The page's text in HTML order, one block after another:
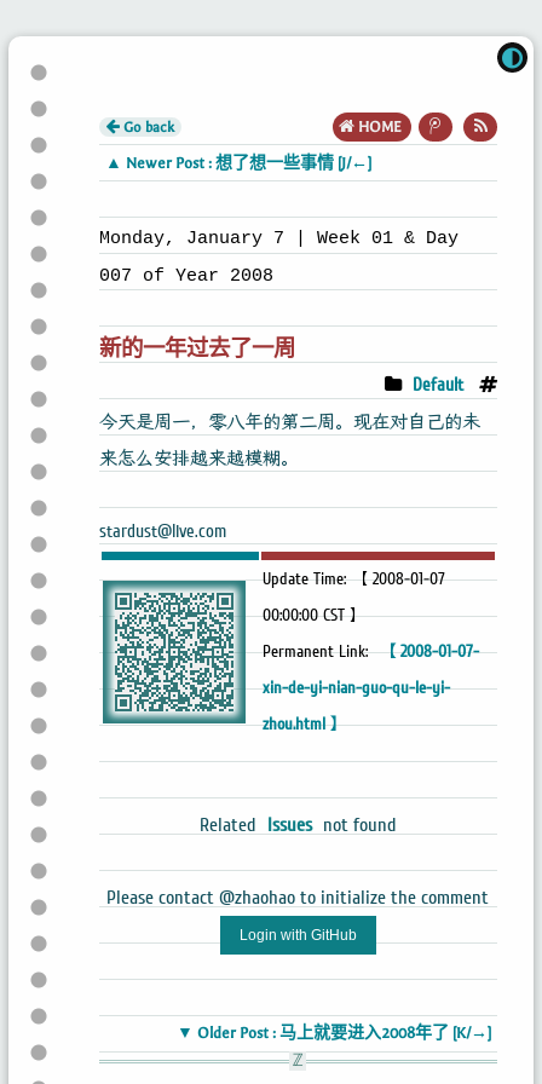
HOME
Go back
▲ Newer Post : 想了想一些事情 [J/←]
Monday, January 7 | Week 01 & Day
007 of Year 2008
新的一年过去了一周
Default
今天是周一，零八年的第二周。现在对自己的未
来怎么安排越来越模糊。
stardust@live.com
Update Time: 【 2008-01-07
00:00:00 CST 】
Permanent Link: 【 2008-01-07-
xin-de-yi-nian-guo-qu-le-yi-
zhou.html 】
Related Issues not found
Please contact @zhaohao to initialize the comment
Login with GitHub
▼ Older Post : 马上就要进入2008年了 [K/→]